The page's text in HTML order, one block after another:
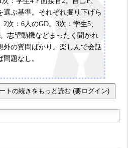
選ぶ基準。それぞれ掘り下げら
2次：6人のGD。3次：学生5、
志望動機などまったく聞かれ
外の質問ばかり。楽しんで会話
問題なし。